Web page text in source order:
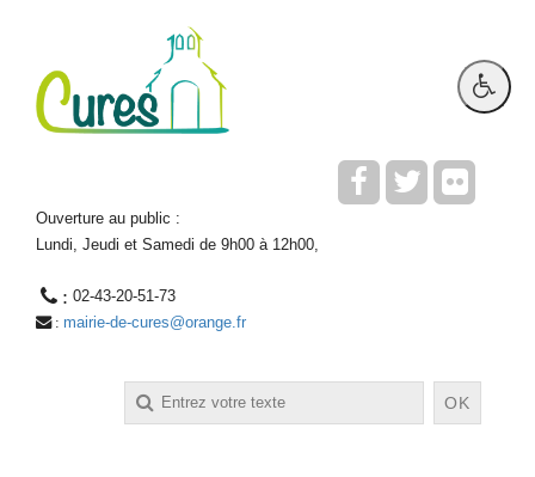
Ouverture au public :
Lundi, Jeudi et Samedi de 9h00 à 12h00,
: 02-43-20-51-73
: mairie-de-cures@orange.fr
OK